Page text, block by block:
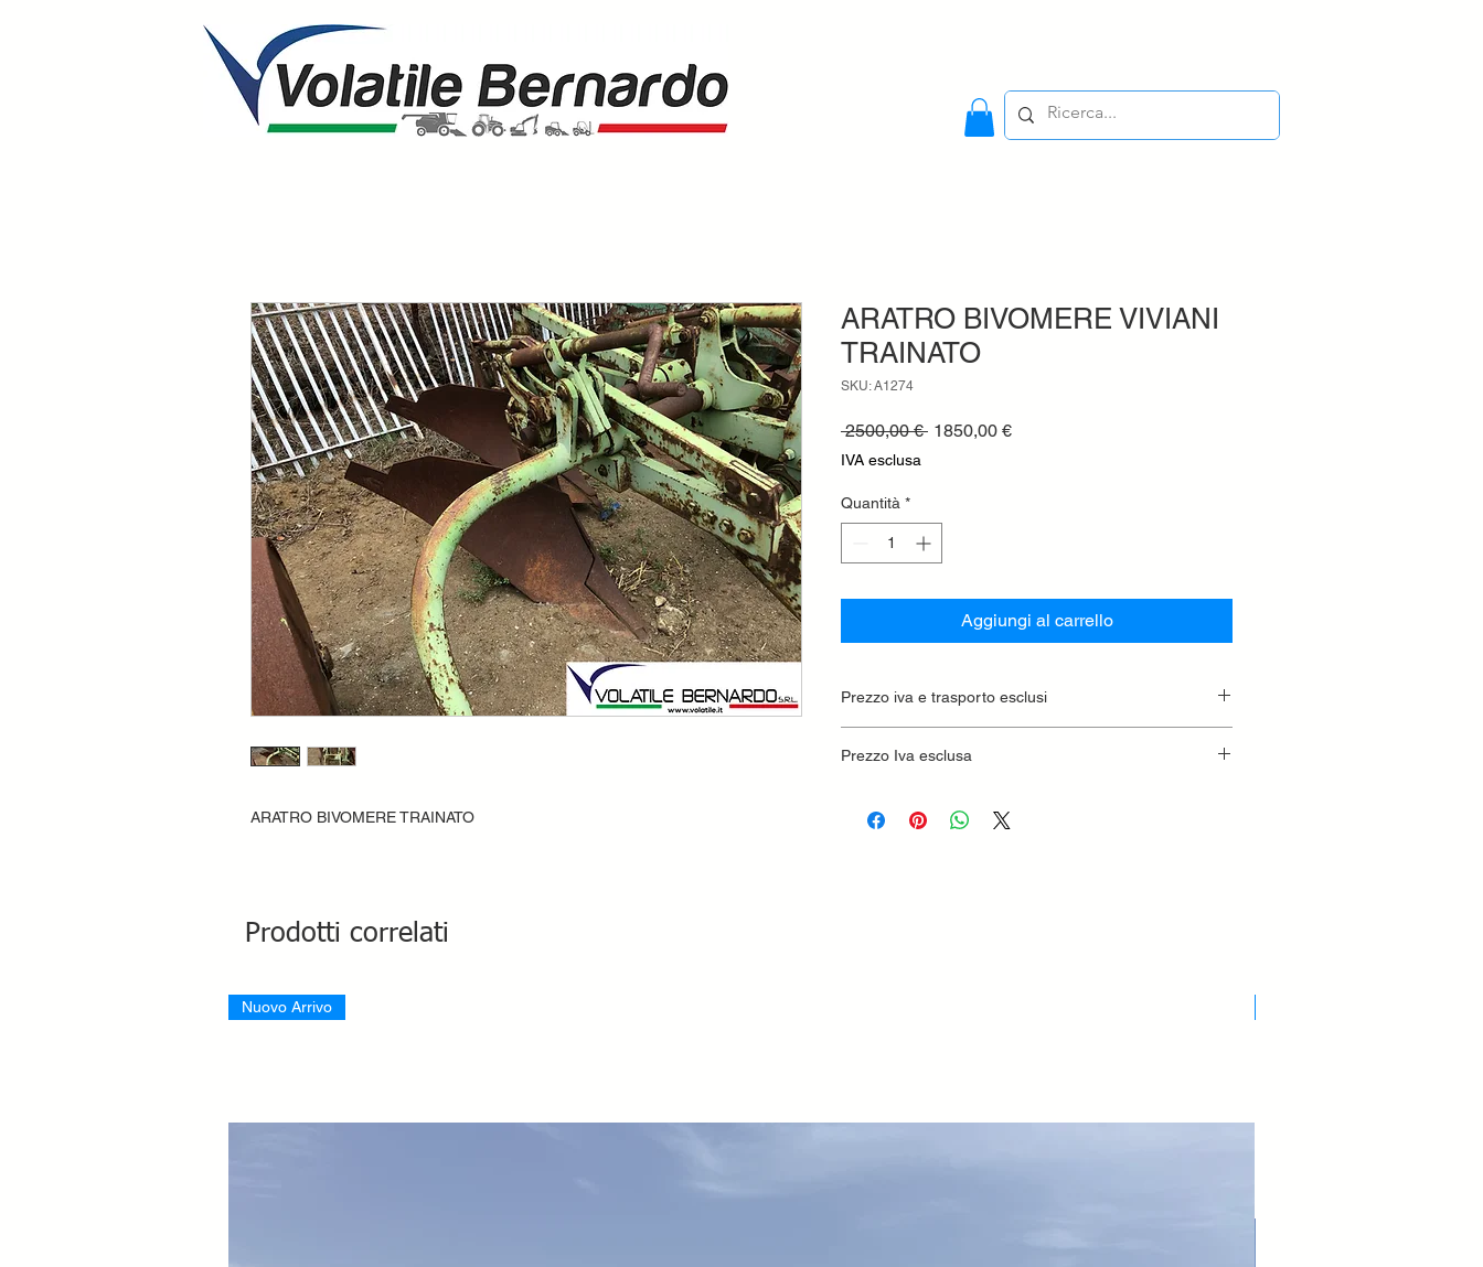
ARATRO BIVOMERE TRAINATO
ARATRO BIVOMERE VIVIANI
TRAINATO
SKU: A1274
2500,00 € Prezzo
1850,00 €Prezzo
IVA esclusa
Quantità *
Aggiungi al carrello
Prezzo iva e trasporto esclusi
Prezzo Iva esclusa
Prodotti correlati
Nuovo Arrivo